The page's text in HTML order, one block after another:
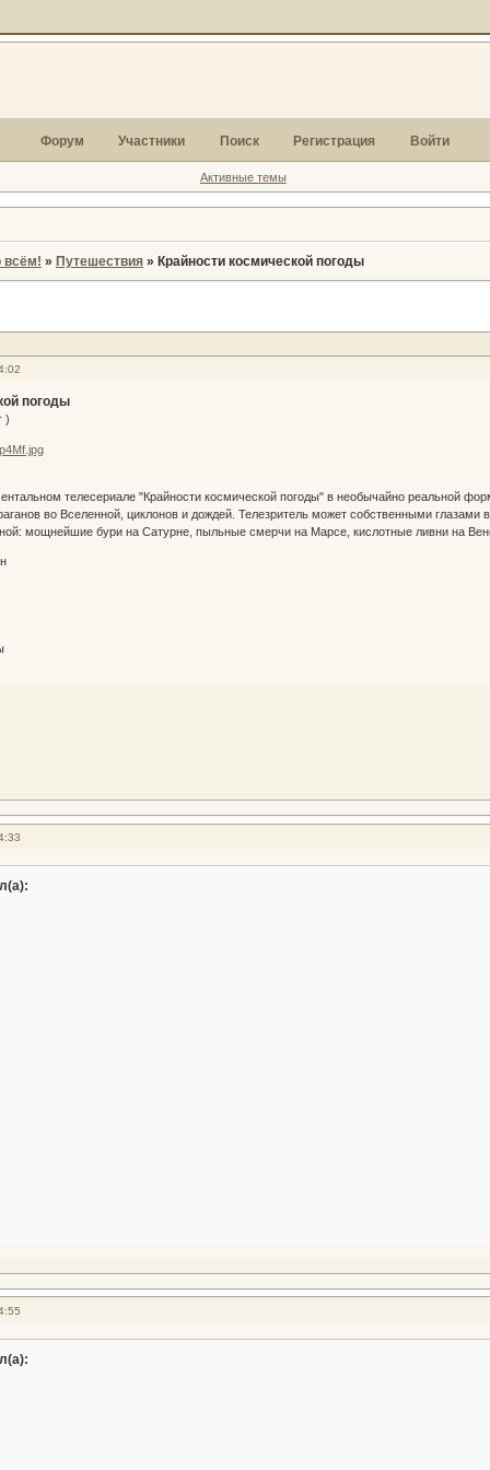
Форум Участники Поиск Регистрация Войти
Активные темы
» Путешествия » Крайности космической погоды
погоды
)
телесериале "Крайности космической погоды" в необычайно реальной
во Вселенной, циклонов и дождей. Телезритель может собственными глазами
мощнейшие бури на Сатурне, пыльные смерчи на Марсе, кислотные ливни на